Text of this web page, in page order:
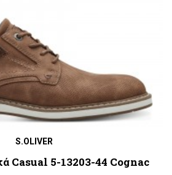
S.OLIVER
Casual 5-13203-44 Cognac